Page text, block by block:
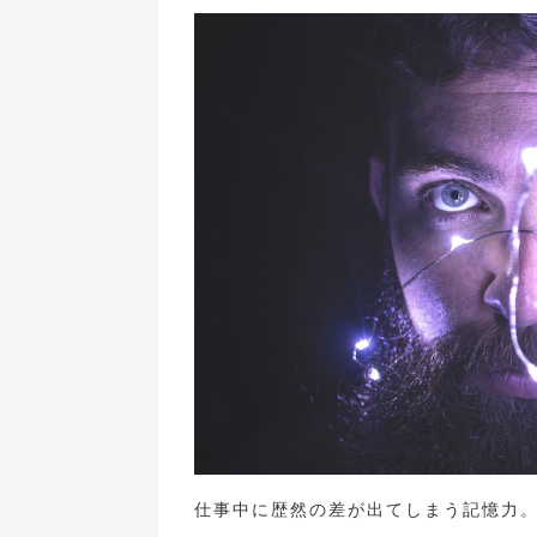
仕事中に歴然の差が出てしまう記憶力